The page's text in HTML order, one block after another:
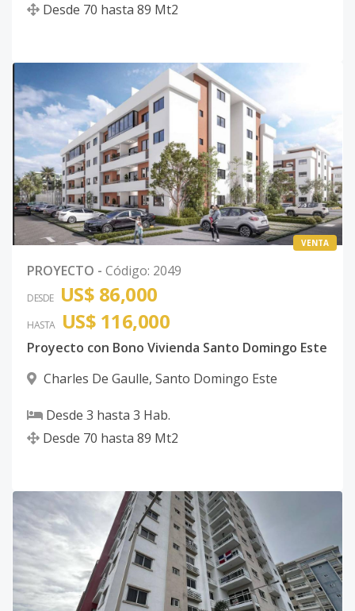
Desde 70 hasta 89 Mt2
VENTA
PROYECTO - Código: 2049
DESDE US$ 86,000
HASTA US$ 116,000
Proyecto con Bono Vivienda Santo Domingo Este
Charles De Gaulle, Santo Domingo Este
Desde 3 hasta 3 Hab.
Desde 70 hasta 89 Mt2